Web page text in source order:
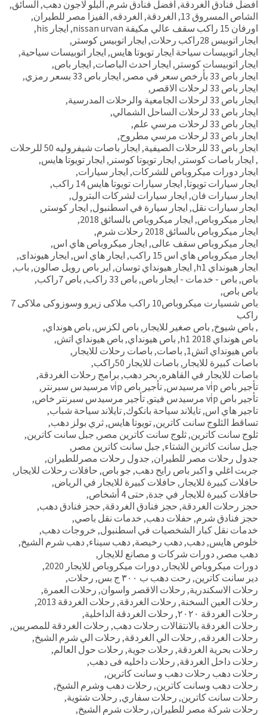
افضل فنادق الغردقة, افضل فنادق شرم, البلو لاجون دهب, السائق,
الشاص المسروق 13
, الغردقة, الغردقه, الفيزا مصر للطيران,
اورفان 15 راكب سقف عالي مكيفة nissan urvan
, ايجار his
,
ايجار اتوبيس 28راكب رحلات
, ايجار اتوبيس كوستر ,
ايجار اتوبيسات سياحة ايجار تويوتا هايس, ايجار اتوبيسات سياحية,
ايجار اتوبيسات كوستر , ايجار احدث الباصات, ايجار باص,
ايجار باص 33 بأرخص سعر في مصر
, ايجار باص 33 بسعر رمزي
,
ايجار باص 33 لرحلات الاقصر
,
ايجار باص 33 لرحلات الجامعية والرحلات المدرسية
,
ايجار باص 33 لرحلات الساحل الشمالي
,
ايجار باص 33 لرحلات مرسي علم
,
ايجار باص 33 لرحلات مرسي مطروح
,
ايجار باص 33 للرحلات الصيفية
, ايجار باصات شيفروليه 50 للرحلات
, ايجار باصات كوستر , ايجار تويوتا كوستر , ايجار تويوتا هايس,
ايجار دورات ميكروباص للشركات, ايجار سيارات,
ايجار سيارات تويوتا, ايجار سيارات تويوتا هايس 14 راكب
,
ايجار سيارات فان, ايجار سيارات لشركات البترول,
ايجار سيارات نقل, ايجار سيارة في اسطنبول, ايجار كوستر ,
ايجار ميكروباص, ايجار ميكروباص بالسائق 2018
,
ايجار ميكروباص بالسائق 2018 رحلات شرم
,
ايجار ميكروباص سقف عالى, ايجار ميكروباص هاي اس,
ايجار ميكروباص هاي اس 15 راكب
, ايجار هاي اس, ايجار هيونداى,
ايجار هيونداي h1
, ايجار هيونداي توسان, اير باص رويل صالون, باب,
باص, باص - خدمات - ايجار باص, باص 33 راكب , باص 7راكب
,
باص باص,
باص شسيارت ميكروباص10 راكب ملاكى زيرو وسوزوكى ملاكى 7
راكب
, باص شيوخ, باص صغير للايجار , باص لكزس, باص هونداي,
باص هونداي h1 2018
, باص هيونداي, باص هيونداي اتش,
باص هيونداي اتش1 , باصات, باصات رحلات للايجار ,
باصات كبيرة للايجار , باصات للايجار 50راكب
,
باصات للايجار في القاهره, بحر دهب, برامج رحلات الغردقة,
تأجير باص vi̇p مرسيدس
,تأجير باص vi̇p مرسيدس سبرنتر
,
تأجير باص vi̇p مرسيدس فيتو
,تأجير مرسيدس سبرنتر خاص,
تاجير هاي اس,تايلاند سياحة بانكوك,تايلاند سياحة شباب,
تساقط الثلوج سانت كاترين,تويوتا هايس,ثري بولز دهب,
ثلوج سانت كاترين,ثلوج سانت كاترين مصر , جبل سانت كاترين,
جبل سانت كاترين الشتاء, جبل سانت كاترين مصر ,
جدول رحلات مصر للطيران, جدول رحلات مصرللطيران,
جربت اغلي و اكبر باص رايح دهب, جو باص, حافلات رحلات للايجار ,
حافلات كبيرة للايجار , حافلات كبيرة للايجار في الرياض,
حافلات كبيرة للايجار في جدة, حتى 4 أشخاص
,
حجز رحلات الغردقة, حجز فنادق الغردقة, حجز فنادق دهب,
حجز فنادق شرم, حفلات دهب, خدمات نقل باصي,
خدمات نقل كبار الشخصيات في اسطنبول, خروجات دهب,
خلوص هايس,دهب,دهب رخيصة,دهب سيناء,دهب شرم الشيخ,
دهب مصر ,دورات شركات و مصانع للايجار ,
دورات ميكروباص للايجار ,دورات ميكروباص للايجار 2020
,
دير سانت كاترين, رحت دهب ب ٣٠٠ ج بس , رحلات,
رحلات الاسكندرية, رحلات الاقصر واسوان, رحلات العمرة,
رحلات العين السخنة, رحلات الغردقة, رحلات الغردقة 2013
,
رحلات الغردقة ٢٠٢٠
, رحلات الغردقة الداخلية,
رحلات الغردقة بالانتقالات رحلات دهب, رحلات الغردقة للمصريين,
رحلات الغردقه, رحلات الي الغردقة, رحلات الي شرم الشيخ,
رحلات بحرية الغردقة, رحلات جوية, رحلات حول العالم,
رحلات داخل الغردقة, رحلات داخليه فى دهب,
رحلات دهب رحلات دهب و سانت كاترين,
رحلات دهب وسانت كاترين, رحلات دهب وشرم الشيخ,
رحلات سانت كاترين, رحلات سفاري, رحلات شتوية,
رحلات شركة مصر للطيران, رحلات شرم الشيخ,